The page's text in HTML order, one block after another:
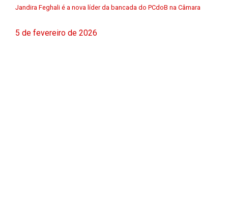
Jandira Feghali é a nova líder da bancada do PCdoB na Câmara
5 de fevereiro de 2026